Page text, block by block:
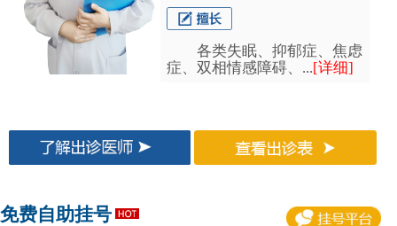
各类失眠、抑郁症、焦虑
症、双相情感障碍、...[详细]
免费自助挂号